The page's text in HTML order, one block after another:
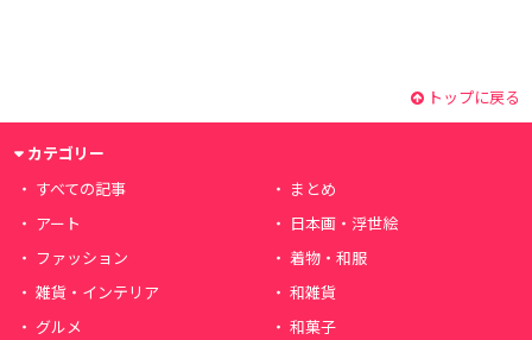
トップに戻る
カテゴリー
すべての記事
まとめ
アート
日本画・浮世絵
ファッション
着物・和服
雑貨・インテリア
和雑貨
グルメ
和菓子